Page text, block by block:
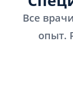
Все
опыт.